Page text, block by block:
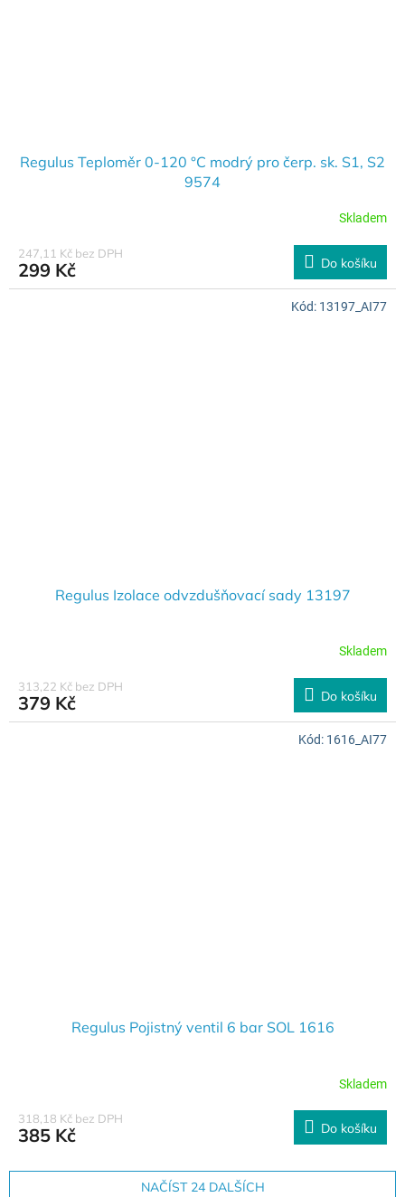
Regulus Teploměr 0-120 °C modrý pro čerp. sk. S1, S2
9574
Skladem
247,11 Kč bez DPH
299 Kč Do košíku
Regulus Izolace odvzdušňovací sady 13197
Skladem
313,22 Kč bez DPH
379 Kč Do košíku
Kód: 13197_AI77
Regulus Pojistný ventil 6 bar SOL 1616
Skladem
318,18 Kč bez DPH
385 Kč Do košíku
Kód: 1616_AI77
NAČÍST 24 DALŠÍCH